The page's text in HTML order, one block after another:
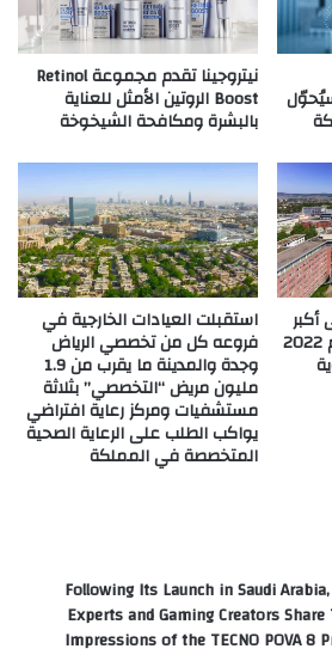
نيتروجينا تقدم مجموعة Retinol
Boost الروتين الأمثل للعناية
بالبشرة ومكافحة الشيخوخة
أكبر
عدد من المرضى خلال العام 2022
استقبلت العيادات الخارجية في
فروعه كل من تخصصي الرياض
وجدة والمدينة ما يقرب من 1.9
مليون مريض “التخصصي” بثلاثة
مستشفيات ومركز رعاية افتراضي
يواكب الطلب على الرعاية الصحية
المتخصصة في المملكة
Following Its Launch in Saudi
Experts and Gaming Creators
Impressions of the TECNO POVA 8